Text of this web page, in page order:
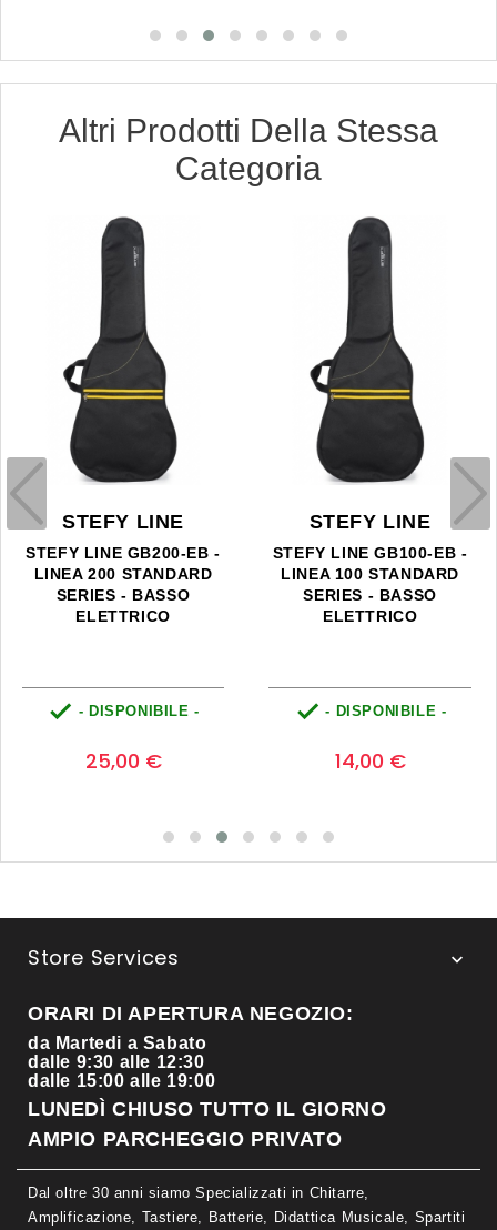
Altri Prodotti Della Stessa
Categoria
STEFY LINE
STEFY LINE GB200-EB -
LINEA 200 STANDARD
SERIES - BASSO
ELETTRICO
 - DISPONIBILE -
25,00 €
STEFY LINE
STEFY LINE GB100-EB -
LINEA 100 STANDARD
SERIES - BASSO
ELETTRICO
 - DISPONIBILE -
14,00 €
Store Services 
ORARI DI APERTURA NEGOZIO:
da Martedi a Sabato
dalle 9:30 alle 12:30
dalle 15:00 alle 19:00
LUNEDÌ CHIUSO TUTTO IL GIORNO
AMPIO PARCHEGGIO PRIVATO
Dal oltre 30 anni siamo Specializzati in Chitarre,
Amplificazione, Tastiere, Batterie, Didattica Musicale, Spartiti